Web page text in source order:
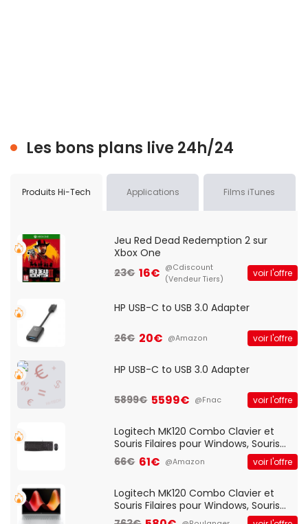
Les bons plans live 24h/24
Produits Hi-Tech Applications Films iTunes
Jeu Red Dead Redemption 2 sur
Xbox One
23€ 16€ @Cdiscount
(Vendeur Tiers)
voir l'offre
HP USB-C to USB 3.0 Adapter
26€ 20€ @Amazon voir l'offre
HP USB-C to USB 3.0 Adapter
5899€ 5599€ @Fnac voir l'offre
Logitech MK120 Combo Clavier et
Souris Filaires pour Windows, Souris
Optique Filaire, Connexion USB Plug
And Play, Confortable, Taille
QWERTY UK - Noir
66€ 61€ @Amazon voir l'offre
Logitech MK120 Combo Clavier et
Souris Filaires pour Windows, Souris
Optique Filaire, Connexion USB Plug